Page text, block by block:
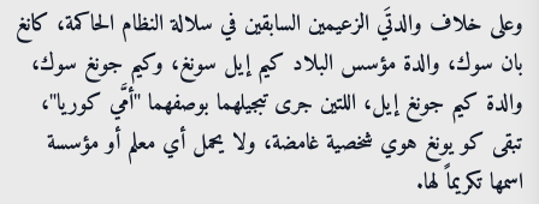
وعلى خلاف والدتَي الزعيمين السابقين في سلالة النظام الحاكمة، كانغ
بان سوك، والدة مؤسس البلاد كيم إيل سونغ، وكيم جونغ سوك،
والدة كيم جونغ إيل، اللتين جرى تبجيلهما بوصفهما "أمَّي كوريا"،
تبقى كو يونغ هوي شخصية غامضة، ولا يحمل أي معلم أو مؤسسة
اسمها تكريماً لها.